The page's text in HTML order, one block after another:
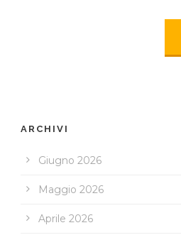
ARCHIVI
Giugno 2026
Maggio 2026
Aprile 2026